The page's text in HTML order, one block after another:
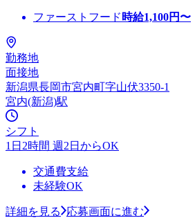
ファーストフード 時給1,100円〜
勤務地
面接地
新潟県長岡市宮内町字山伏3350-1
宮内(新潟)駅
シフト
1日2時間 週2日からOK
交通費支給
未経験OK
詳細を見る 応募画面に進む